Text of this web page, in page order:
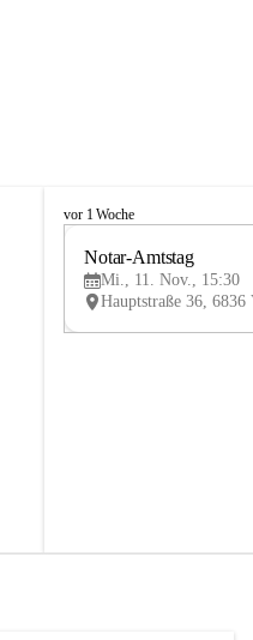
V
vor 1 Woche
Notar-Amtstag
Mi., 11. Nov., 15:30